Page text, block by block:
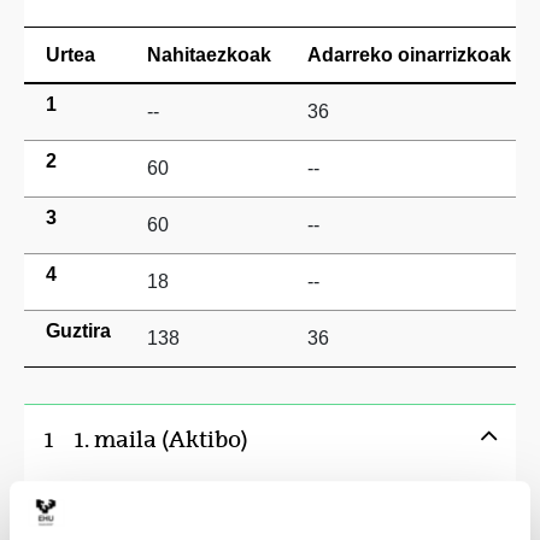
Urtea Nahitaezkoak Adarreko oinarrizkoak
1 -- 36
2 60 --
3 60 --
4 18 --
Guztira 138 36
1 1. maila (Aktibo)